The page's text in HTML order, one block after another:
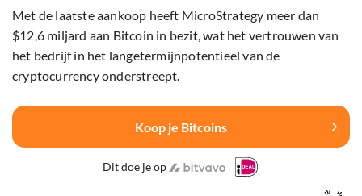
Met de laatste aankoop heeft MicroStrategy meer dan
$12,6 miljard aan Bitcoin in bezit, wat het vertrouwen van
het bedrijf in het langetermijnpotentieel van de
cryptocurrency onderstreept.
Koop je Bitcoins
Dit doe je op